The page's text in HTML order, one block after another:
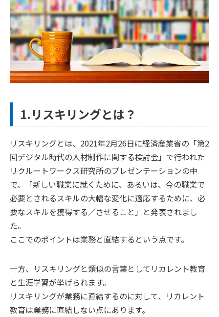
1.リスキリングとは？
リスキリングとは、2021年2月26日に経済産業省の「第2
回デジタル時代の人材制作に関する検討会」で行われた
リクルートワークス研究所のプレゼンテーションの中
で、「新しい職業に就くために、あるいは、今の職業で
必要とされるスキルの大幅な変化に適応するために、必
要なスキルを獲得する／させること」と発表されまし
た。
ここでのポイントは業務と直結するという点です。
一方、リスキリングと類似の言葉としてリカレント教育
と生涯学習が挙げられます。
リスキリングが業務に直結するのに対して、リカレント
教育は業務に直結しない点にあります。